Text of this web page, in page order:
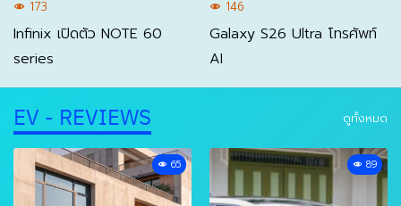
173
Infinix เปิดตัว NOTE 60
series
146
Galaxy S26 Ultra โทรศัพท์
AI
EV - REVIEWS ดูทั้งหมด
65 89